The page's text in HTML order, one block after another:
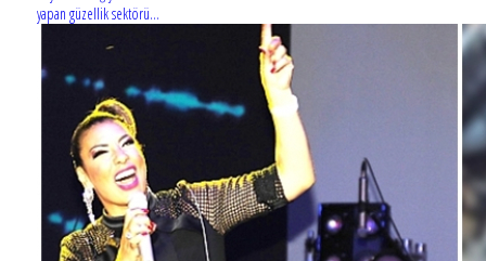
yapan güzellik sektörü...